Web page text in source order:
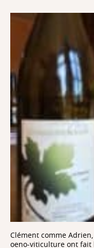
Clément comme
oeno-viticulture ont fait